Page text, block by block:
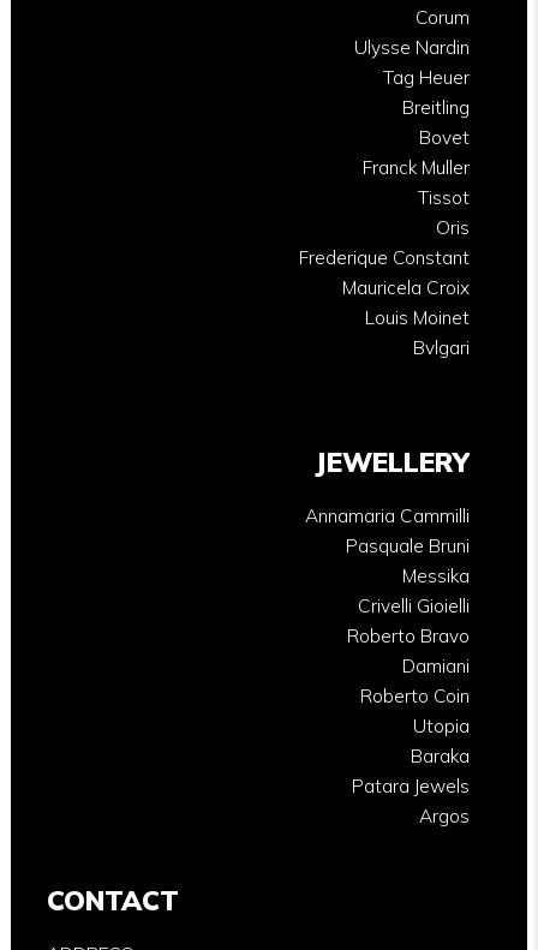
Corum
Ulysse Nardin
Tag Heuer
Breitling
Bovet
Franck Muller
Tissot
Oris
Frederique Constant
Mauricela Croix
Louis Moinet
Bvlgari
JEWELLERY
Annamaria Cammilli
Pasquale Bruni
Messika
Crivelli Gioielli
Roberto Bravo
Damiani
Roberto Coin
Utopia
Baraka
Patara Jewels
Argos
CONTACT